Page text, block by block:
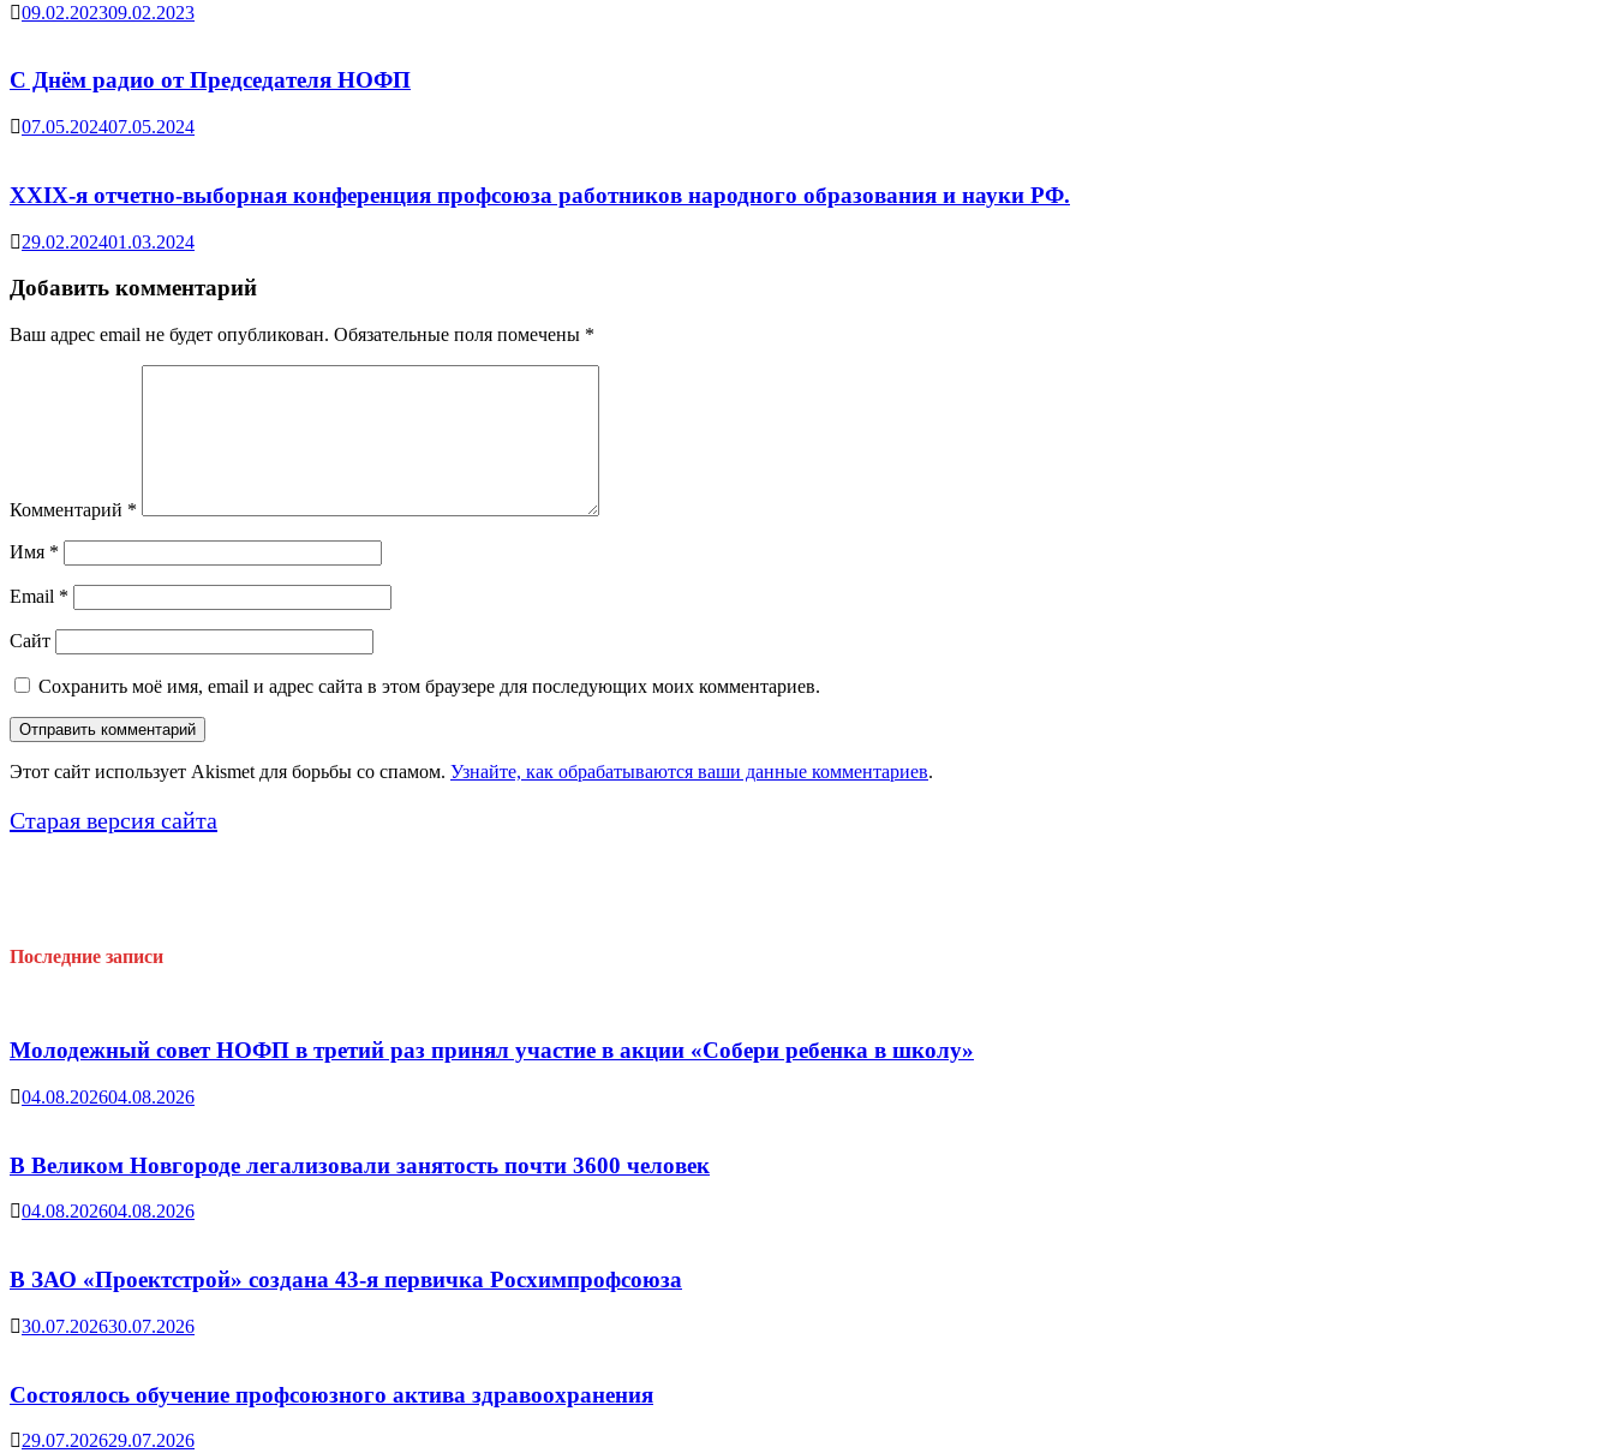
09.02.202309.02.2023
С Днём радио от Председателя НОФП
07.05.202407.05.2024
XXIX-я отчетно-выборная конференция профсоюза работников народного образования и науки РФ.
29.02.202401.03.2024
Добавить комментарий
Ваш адрес email не будет опубликован. Обязательные поля помечены *
Комментарий *
Имя *
Email *
Сайт
Сохранить моё имя, email и адрес сайта в этом браузере для последующих моих комментариев.
Этот сайт использует Akismet для борьбы со спамом. Узнайте, как обрабатываются ваши данные комментариев.
Старая версия сайта
Последние записи
Молодежный совет НОФП в третий раз принял участие в акции «Собери ребенка в школу»
04.08.202604.08.2026
В Великом Новгороде легализовали занятость почти 3600 человек
04.08.202604.08.2026
В ЗАО «Проектстрой» создана 43-я первичка Росхимпрофсоюза
30.07.202630.07.2026
Состоялось обучение профсоюзного актива здравоохранения
29.07.202629.07.2026